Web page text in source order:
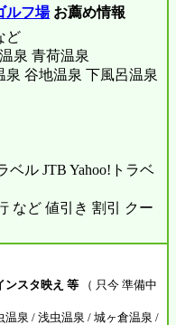
ルフ場お薦め情報
ど
泉 青荷温泉
谷地温泉 下風呂温泉
ベル JTB Yahoo!トラベ
など 値引き 割引 クー
ンスタ映え 等 （ 只今 準備中
泉 / 浅虫温泉 / 城ヶ倉温泉 /